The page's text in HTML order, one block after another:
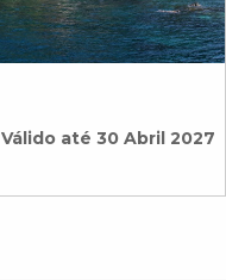
Válido até 30 Abril 2027